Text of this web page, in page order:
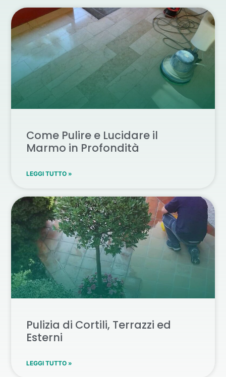
Come Pulire e Lucidare il
Marmo in Profondità
LEGGI TUTTO »
Pulizia di Cortili, Terrazzi ed
Esterni
LEGGI TUTTO »